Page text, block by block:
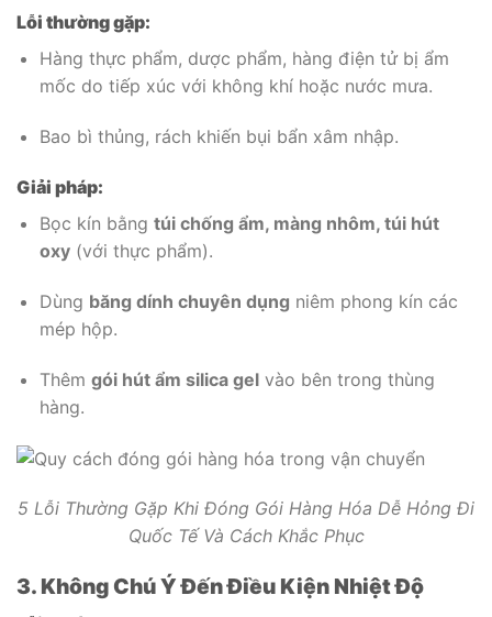
Lỗi thường gặp:
Hàng thực phẩm, dược phẩm, hàng điện tử bị ẩm
mốc do tiếp xúc với không khí hoặc nước mưa.
Bao bì thủng, rách khiến bụi bẩn xâm nhập.
Giải pháp:
Bọc kín bằng túi chống ẩm, màng nhôm, túi hút
oxy(với thực phẩm).
Dùng băng dính chuyên dụng niêm phong kín các
mép hộp.
Thêm gói hút ẩm silica gelvào bên trong thùng
hàng.
5 Lỗi Thường Gặp Khi Đóng Gói Hàng Hóa Dễ Hỏng Đi
Quốc Tế Và Cách Khắc Phục
3. Không Chú Ý Đến Điều Kiện Nhiệt Độ